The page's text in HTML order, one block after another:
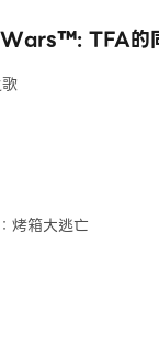
TFA的
烤箱大逃亡